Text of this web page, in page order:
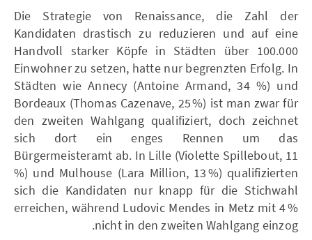
Die Strategie von Renaissance, die Zahl der
Kandidaten drastisch zu reduzieren und auf eine
Handvoll starker Köpfe in Städten über 100.000
Einwohner zu setzen, hatte nur begrenzten Erfolg. In
Städten wie Annecy (Antoine Armand, 34 %) und
Bordeaux (Thomas Cazenave, 25 %) ist man zwar für
den zweiten Wahlgang qualifiziert, doch zeichnet
sich dort ein enges Rennen um das
Bürgermeisteramt ab. In Lille (Violette Spillebout, 11
%) und Mulhouse (Lara Million, 13 %) qualifizierten
sich die Kandidaten nur knapp für die Stichwahl
erreichen, während Ludovic Mendes in Metz mit 4 %
nicht in den zweiten Wahlgang einzog.